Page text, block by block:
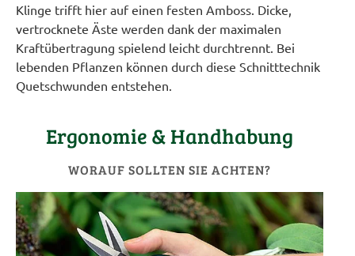
Klinge trifft hier auf einen festen Amboss. Dicke,
vertrocknete Äste werden dank der maximalen
Kraftübertragung spielend leicht durchtrennt. Bei
lebenden Pflanzen können durch diese Schnitttechnik
Quetschwunden entstehen.
Ergonomie & Handhabung
WORAUF SOLLTEN SIE ACHTEN?